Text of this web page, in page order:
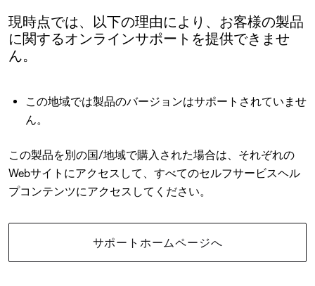
現時点では、以下の理由により、お客様の製品
に関するオンラインサポートを提供できませ
ん。
この地域では製品のバージョンはサポートされていませ
ん。
この製品を別の国/地域で購入された場合は、それぞれの
Webサイトにアクセスして、すべてのセルフサービスヘル
プコンテンツにアクセスしてください。
サポートホームページへ